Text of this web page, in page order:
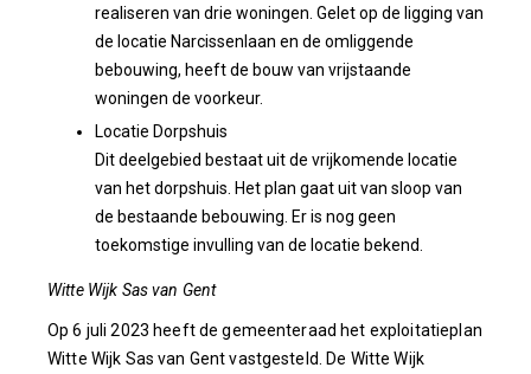
realiseren van drie woningen. Gelet op de ligging van
de locatie Narcissenlaan en de omliggende
bebouwing, heeft de bouw van vrijstaande
woningen de voorkeur.
Locatie Dorpshuis
Dit deelgebied bestaat uit de vrijkomende locatie
van het dorpshuis. Het plan gaat uit van sloop van
de bestaande bebouwing. Er is nog geen
toekomstige invulling van de locatie bekend.
Witte Wijk Sas van Gent
Op 6 juli 2023 heeft de gemeenteraad het exploitatieplan
Witte Wijk Sas van Gent vastgesteld. De Witte Wijk